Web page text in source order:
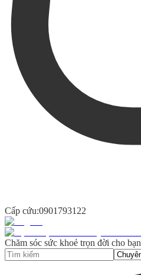
Cấp cứu:0901793122
Chăm sóc sức khoẻ trọn đời cho bạn